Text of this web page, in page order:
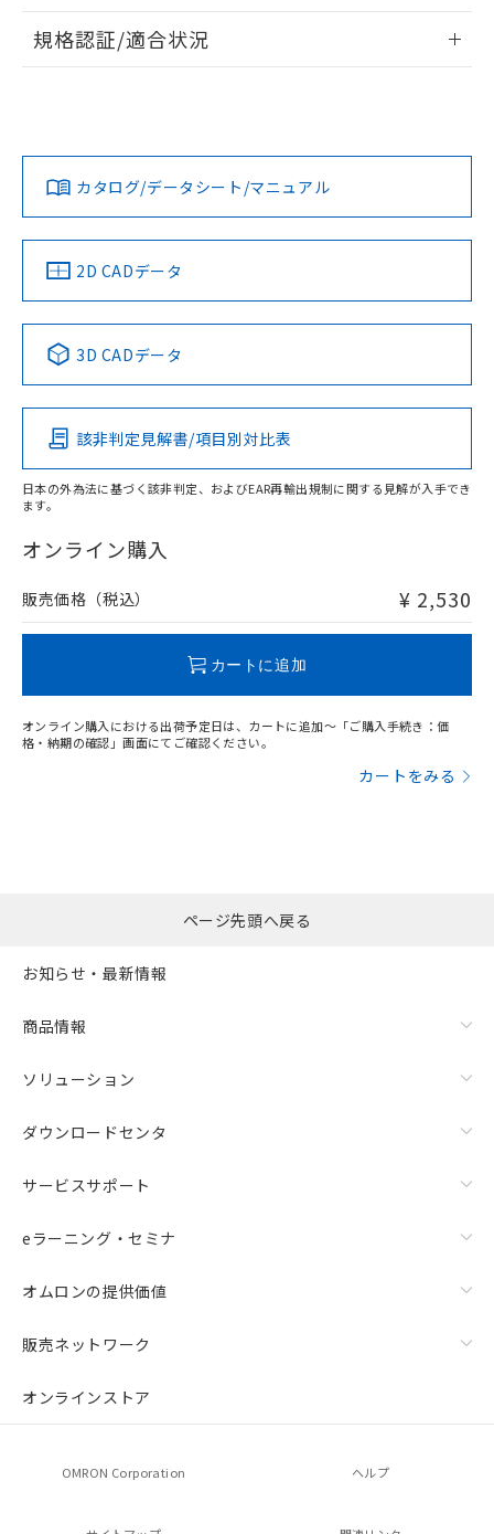
ログイン/会員登録
ダウンロードデータをご利用いただく前に、以下を必ずお読
みください。
ソフトウェアの使用条件
EU RoHS 注意事項・凡例
対応済み
中国 RoHS 注意事項・凡例
Pb Hg Cd Cr(VI)
O
在庫等で未対応品が混在する可能性があります。
問い合わせください。
規格認証/適合状況
カタログ/データシート/マニュアル
2D CADデータ
3D CADデータ
該非判定見解書/項目別対比表
日本の外為法に基づく該非判定、およびEAR再輸出規制に関する見解が入手でき
ます。
オンライン購入
販売価格（税込） ¥ 2,530
カートに追加
オンライン購入における出荷予定日は、カートに追加～「ご購入手続き：価
格・納期の確認」画面にてご確認ください。
カートをみる
また、RoHS指令のフタル酸エステル類４
物質の対応では、対応完了までの期間は出
荷製品に未対応品が混在することから備考
り、2022年1月12日より割愛しておりま
ページ先頭へ戻る
お知らせ・最新情報
商品情報
ソリューション
ダウンロードセンタ
サービスサポート
eラーニング・セミナ
オムロンの提供価値
販売ネットワーク
オンラインストア
OMRON Corporation ヘルプ